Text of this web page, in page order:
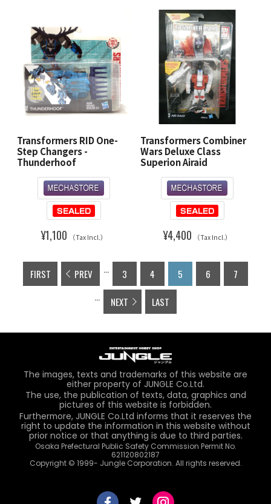
Transformers RID One-
Step Changers -
Thunderhoof
¥1,100 （Tax Incl.）
Transformers Combiner
Wars Deluxe Class
Superion Airaid
¥4,400 （Tax Incl.）
FIRST PREV ... 3 4 5 6
7
...
NEXT LAST
The images, texts and trademarks of this website are
either property of JUNGLE Co.Ltd.
The use, the publication of texts, data, graphics and
pictures of this website is forbidden.
Furthermore, JUNGLE Co.Ltd informs that it reserves the
right to update the information in this website without
prior notice or that anything is due to third parties.
Osaka Prefectural Public Safety Commission Permit No.
621120802187
Copyright © 1999- Jungle Corporation. All rights reserved.